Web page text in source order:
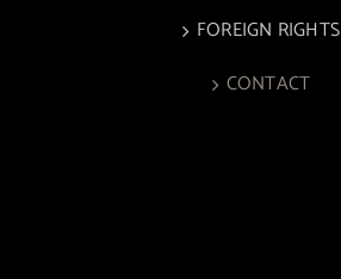
FOREIGN RIGHTS
CONTACT